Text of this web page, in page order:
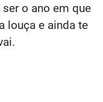
o ano em que
louça e ainda te